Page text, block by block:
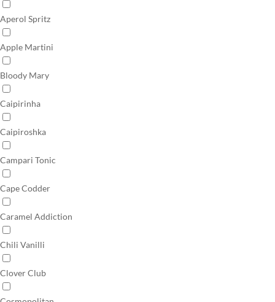
Aperol Spritz
Apple Martini
Bloody Mary
Caipirinha
Caipiroshka
Campari Tonic
Cape Codder
Caramel Addiction
Chili Vanilli
Clover Club